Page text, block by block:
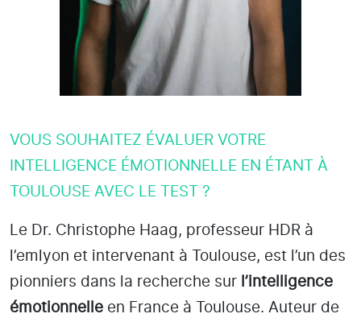
VOUS SOUHAITEZ ÉVALUER VOTRE
INTELLIGENCE ÉMOTIONNELLE EN ÉTANT À
TOULOUSE AVEC LE TEST ?
Le Dr. Christophe Haag, professeur HDR à
l’emlyon et intervenant à Toulouse, est l’un des
pionniers dans la recherche sur l’intelligence
émotionnelle en France à Toulouse. Auteur de